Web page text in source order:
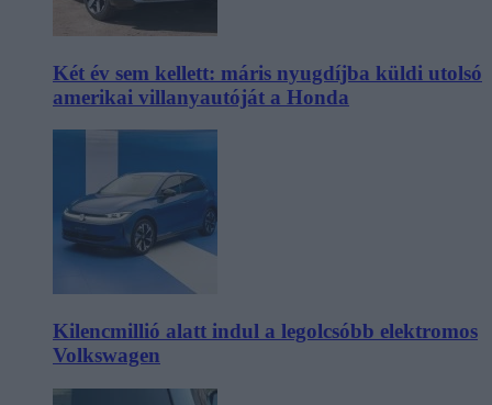
Két év sem kellett: máris nyugdíjba küldi utolsó
amerikai villanyautóját a Honda
Kilencmillió alatt indul a legolcsóbb elektromos
Volkswagen